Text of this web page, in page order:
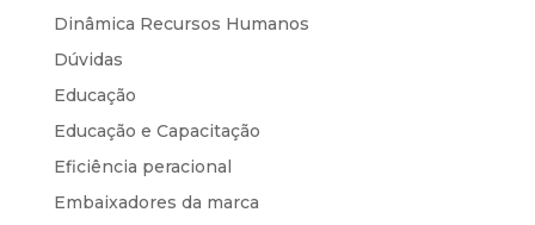
Dinâmica Recursos Humanos
Dúvidas
Educação
Educação e Capacitação
Eficiência peracional
Embaixadores da marca